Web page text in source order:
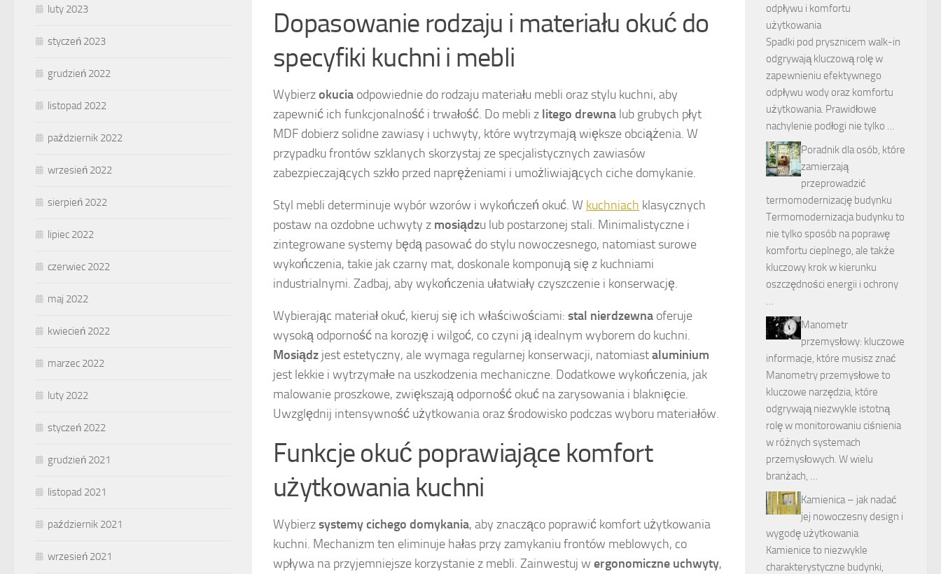
Dopasowanie rodzaju i materiału okuć do
specyfiki kuchni i mebli
Wybierzokucia odpowiednie do rodzaju materiału mebli oraz stylu kuchni, aby
zapewnić ich funkcjonalność i trwałość. Do mebli z litego drewna lub grubych płyt
MDF dobierz solidne zawiasy i uchwyty, które wytrzymają większe obciążenia. W
przypadku frontów szklanych skorzystaj ze specjalistycznych zawiasów
zabezpieczających szkło przed naprężeniami i umożliwiających ciche domykanie.
Styl mebli determinuje wybór wzorów i wykończeń okuć. W kuchniach klasycznych
postaw na ozdobne uchwyty z mosiądzu lub postarzonej stali. Minimalistyczne i
zintegrowane systemy będą pasować do stylu nowoczesnego, natomiast surowe
wykończenia, takie jak czarny mat, doskonale komponują się z kuchniami
industrialnymi. Zadbaj, aby wykończenia ułatwiały czyszczenie i konserwację.
Wybierając materiał okuć, kieruj się ich właściwościami: stal nierdzewna oferuje
wysoką odporność na korozję i wilgoć, co czyni ją idealnym wyborem do kuchni.
Mosiądz jest estetyczny, ale wymaga regularnej konserwacji, natomiastaluminium
jest lekkie i wytrzymałe na uszkodzenia mechaniczne. Dodatkowe wykończenia, jak
malowanie proszkowe, zwiększają odporność okuć na zarysowania i blaknięcie.
Uwzględnij intensywność użytkowania oraz środowisko podczas wyboru materiałów.
Funkcje okuć poprawiające komfort
użytkowania kuchni
Wybierzsystemy cichego domykania, aby znacząco poprawić komfort użytkowania
kuchni. Mechanizm ten eliminuje hałas przy zamykaniu frontów meblowych, co
wpływa na przyjemniejsze korzystanie z mebli. Zainwestuj w ergonomiczne uchwyty,
luty 2023
styczeń 2023
grudzień 2022
listopad 2022
październik 2022
wrzesień 2022
sierpień 2022
lipiec 2022
czerwiec 2022
maj 2022
kwiecień 2022
marzec 2022
luty 2022
styczeń 2022
grudzień 2021
listopad 2021
październik 2021
wrzesień 2021
odpływu i komfortu
użytkowania
Spadki pod prysznicem walk-in
odgrywają kluczową rolę w
zapewnieniu efektywnego
odpływu wody oraz komfortu
użytkowania. Prawidłowe
nachylenie podłogi nie tylko …
Poradnik dla osób, które
zamierzają
przeprowadzić
termomodernizację budynku
Termomodernizacja budynku to
nie tylko sposób na poprawę
komfortu cieplnego, ale także
kluczowy krok w kierunku
oszczędności energii i ochrony
…
Manometr
przemysłowy: kluczowe
informacje, które musisz znać
Manometry przemysłowe to
kluczowe narzędzia, które
odgrywają niezwykle istotną
rolę w monitorowaniu ciśnienia
w różnych systemach
przemysłowych. W wielu
branżach, …
Kamienica – jak nadać
jej nowoczesny design i
wygodę użytkowania
Kamienice to niezwykle
charakterystyczne budynki,